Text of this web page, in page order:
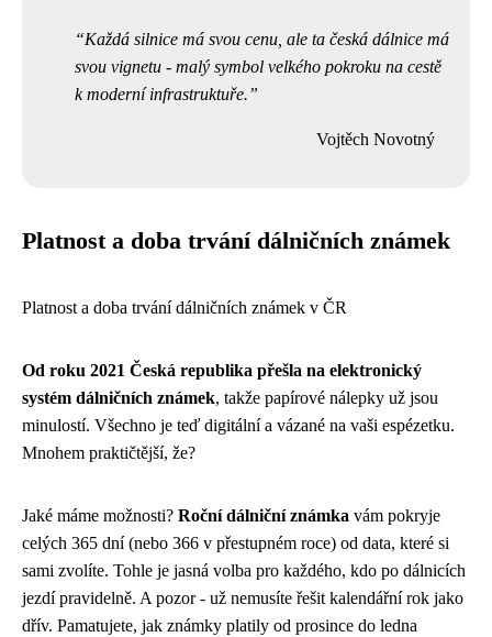
Každá silnice má svou cenu, ale ta česká dálnice má
svou vignetu - malý symbol velkého pokroku na cestě
k moderní infrastruktuře.
Vojtěch Novotný
Platnost a doba trvání dálničních známek
Platnost a doba trvání dálničních známek v ČR
Od roku 2021 Česká republika přešla na elektronický
systém dálničních známek, takže papírové nálepky už jsou
minulostí. Všechno je teď digitální a vázané na vaši espézetku.
Mnohem praktičtější, že?
Jaké máme možnosti? Roční dálniční známka vám pokryje
celých 365 dní (nebo 366 v přestupném roce) od data, které si
sami zvolíte. Tohle je jasná volba pro každého, kdo po dálnicích
jezdí pravidelně. A pozor - už nemusíte řešit kalendářní rok jako
dřív. Pamatujete, jak známky platily od prosince do ledna